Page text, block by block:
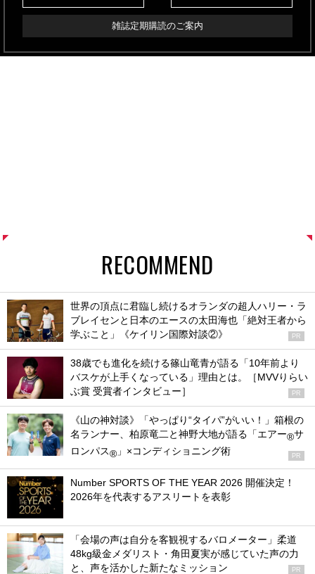
雑誌定期購読のご案内
RECOMMEND
世界の頂点に君臨し続けるオランダの超人ハリー・ラ
ブレイセンと日本のエースの太田海也「絶対王者から
学ぶこと」《ケイリン国際対談②》
PR
38歳でも進化を続ける篠山竜青が語る「10年前より
バスケが上手くなっている」理由とは。［MVVりらい
ぶ賞 受賞者インタビュー］
PR
《山の神対談》「やっぱり“タイパ”がいい！」箱根の
名ランナー、柏原竜二と神野大地が語る「エアー®サ
ロンパス® 」×コンディショニング術 PR
Number SPORTS OF THE YEAR 2026 開催決定！
2026年を代表するアスリートを表彰
「会場の声は自分を客観視するバロメーター」柔道
48kg級金メダリスト・角田夏実が感じていた声の力
と、声を活かした新たなミッション
PR